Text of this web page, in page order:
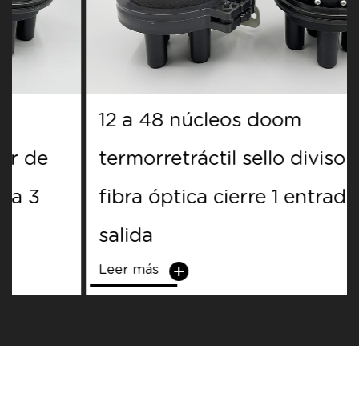
12 a 48 núcleos doom
termorretráctil sello divisor de
fibra óptica cierre 1 entrada 3